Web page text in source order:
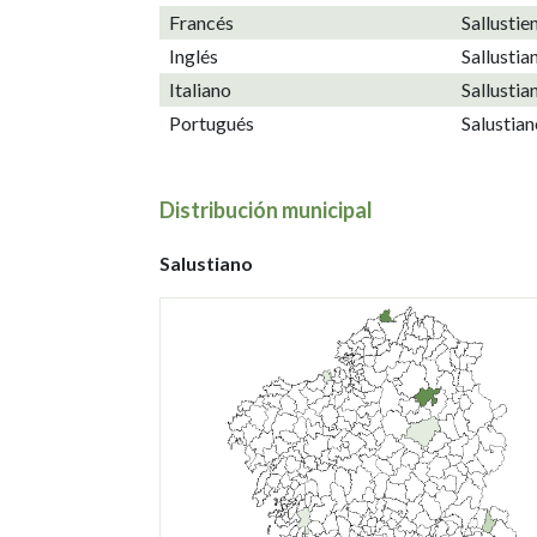
Francés
Inglés
Italiano
Portugués
Distribución municipal
Salustiano